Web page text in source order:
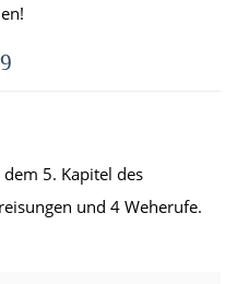
dem 5. Kapitel des
und 4 Weherufe.